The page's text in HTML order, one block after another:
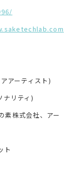
アーティスト)
ナリティ)
素株式会社、アー
ト